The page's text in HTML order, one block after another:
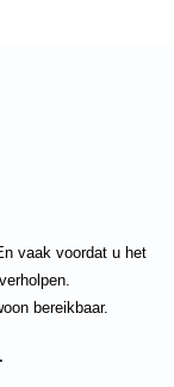
vaak voordat u het
bereikbaar.